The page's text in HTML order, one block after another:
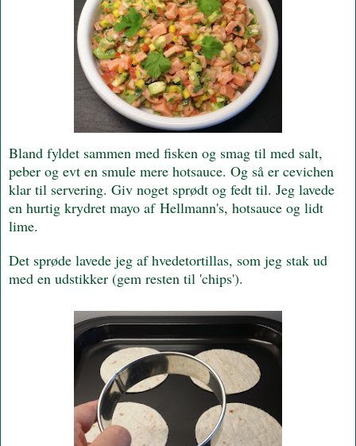
Bland fyldet sammen med fisken og smag til med salt,
peber og evt en smule mere hotsauce. Og så er cevichen
klar til servering. Giv noget sprødt og fedt til. Jeg lavede
en hurtig krydret mayo af Hellmann's, hotsauce og lidt
lime.
Det sprøde lavede jeg af hvedetortillas, som jeg stak ud
med en udstikker (gem resten til 'chips').